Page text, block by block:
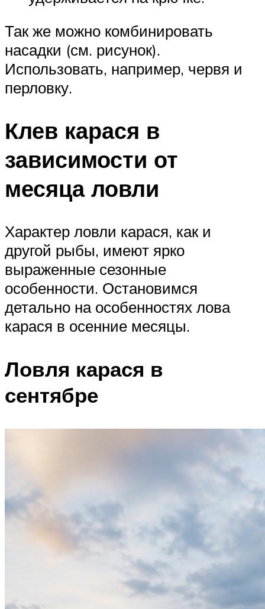
Так же можно комбинировать
насадки (см. рисунок).
Использовать, например, червя и
перловку.
Клев карася в
зависимости от
месяца ловли
Характер ловли карася, как и
другой рыбы, имеют ярко
выраженные сезонные
особенности. Остановимся
детально на особенностях лова
карася в осенние месяцы.
Ловля карася в
сентябре